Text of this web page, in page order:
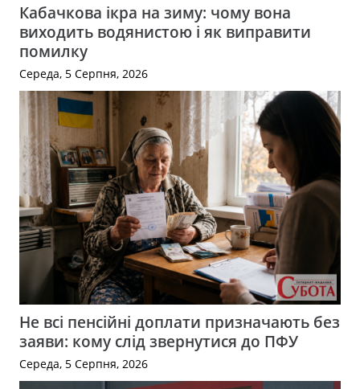
Кабачкова ікра на зиму: чому вона
виходить водянистою і як виправити
помилку
Середа, 5 Серпня, 2026
Не всі пенсійні доплати призначають без
заяви: кому слід звернутися до ПФУ
Середа, 5 Серпня, 2026